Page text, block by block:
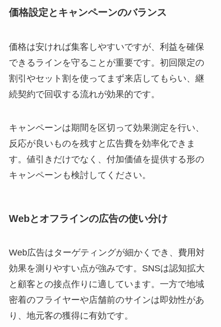
価格設定とキャンペーンのバランス
価格は安ければ集客しやすいですが、利益を確保
できるラインを守ることが重要です。初回限定の
割引やセット割を使ってまず来店してもらい、継
続契約で回収する流れが効果的です。
キャンペーンは期間を区切って効果測定を行い、
反応が良いものを残すと広告費を効率化できま
す。値引きだけでなく、付加価値を提供する形の
キャンペーンも検討してください。
Webとオフラインの広告の使い分け
Web広告はターゲティングが細かくでき、費用対
効果を測りやすい点が強みです。SNSは認知拡大
と顧客との接点作りに適しています。一方で地域
密着のフライヤーや店舗前のサインは即効性があ
り、地元客の獲得に有効です。